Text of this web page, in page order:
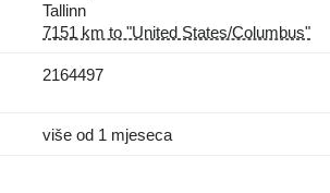
Tallinn
7151 km to "United States/Columbus"
2164497
više od 1 mjeseca